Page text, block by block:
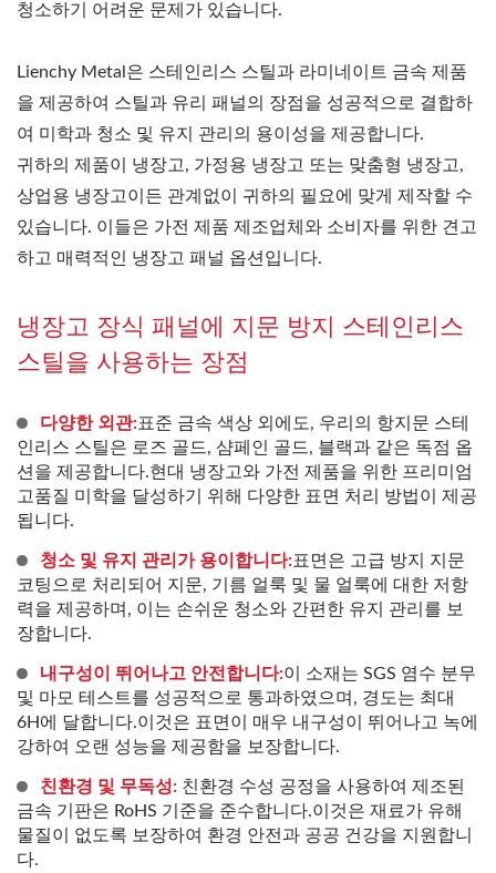
청소하기 어려운 문제가 있습니다.
Lienchy Metal은 스테인리스 스틸과 라미네이트 금속 제품
을 제공하여 스틸과 유리 패널의 장점을 성공적으로 결합하
여 미학과 청소 및 유지 관리의 용이성을 제공합니다.
귀하의 제품이 냉장고, 가정용 냉장고 또는 맞춤형 냉장고,
상업용 냉장고이든 관계없이 귀하의 필요에 맞게 제작할 수
있습니다. 이들은 가전 제품 제조업체와 소비자를 위한 견고
하고 매력적인 냉장고 패널 옵션입니다.
냉장고 장식 패널에 지문 방지 스테인리스
스틸을 사용하는 장점
다양한 외관:표준 금속 색상 외에도, 우리의 항지문 스테
인리스 스틸은 로즈 골드, 샴페인 골드, 블랙과 같은 독점 옵
션을 제공합니다.현대 냉장고와 가전 제품을 위한 프리미엄
고품질 미학을 달성하기 위해 다양한 표면 처리 방법이 제공
됩니다.
청소 및 유지 관리가 용이합니다:표면은 고급 방지 지문
코팅으로 처리되어 지문, 기름 얼룩 및 물 얼룩에 대한 저항
력을 제공하며, 이는 손쉬운 청소와 간편한 유지 관리를 보
장합니다.
내구성이 뛰어나고 안전합니다:이 소재는 SGS 염수 분무
및 마모 테스트를 성공적으로 통과하였으며, 경도는 최대
6H에 달합니다.이것은 표면이 매우 내구성이 뛰어나고 녹에
강하여 오랜 성능을 제공함을 보장합니다.
친환경 및 무독성: 친환경 수성 공정을 사용하여 제조된
금속 기판은 RoHS 기준을 준수합니다.이것은 재료가 유해
물질이 없도록 보장하여 환경 안전과 공공 건강을 지원합니
다.